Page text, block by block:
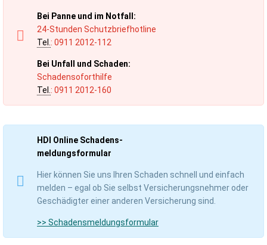
Bei Panne und im Notfall:
24-Stunden Schutzbriefhotline
Tel. : 0911 2012-112
Bei Unfall und Schaden:
Schadensoforthilfe
Tel. : 0911 2012-160
HDI Online Schadens-
meldungsformular
Hier können Sie uns Ihren Schaden schnell und einfach
melden – egal ob Sie selbst Versicherungsnehmer oder
Geschädigter einer anderen Versicherung sind.
>> Schadensmeldungsformular